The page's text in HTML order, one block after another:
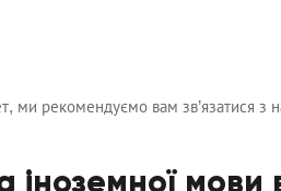
рекомендуємо вам зв’язатися з
мови